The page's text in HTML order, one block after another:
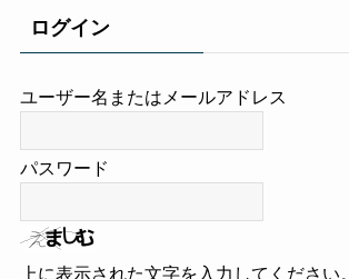
ログイン
ユーザー名またはメールアドレス
パスワード
上に表示された文字を入力してください。